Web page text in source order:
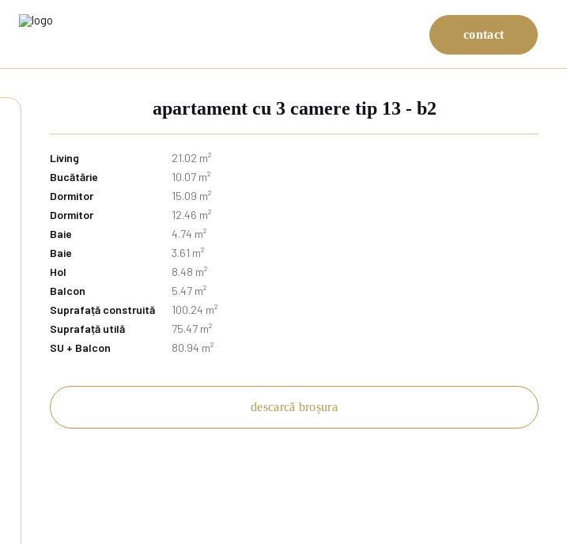
contact
apartament cu 3 camere tip 13 - b2
Living
21.02 m²
Bucătărie
10.07 m²
Dormitor
15.09 m²
Dormitor
12.46 m²
Baie
4.74 m²
Baie
3.61 m²
Hol
8.48 m²
Balcon
5.47 m²
Suprafață construită
100.24 m²
Suprafață utilă
75.47 m²
SU + Balcon
80.94 m²
descarcă broșura